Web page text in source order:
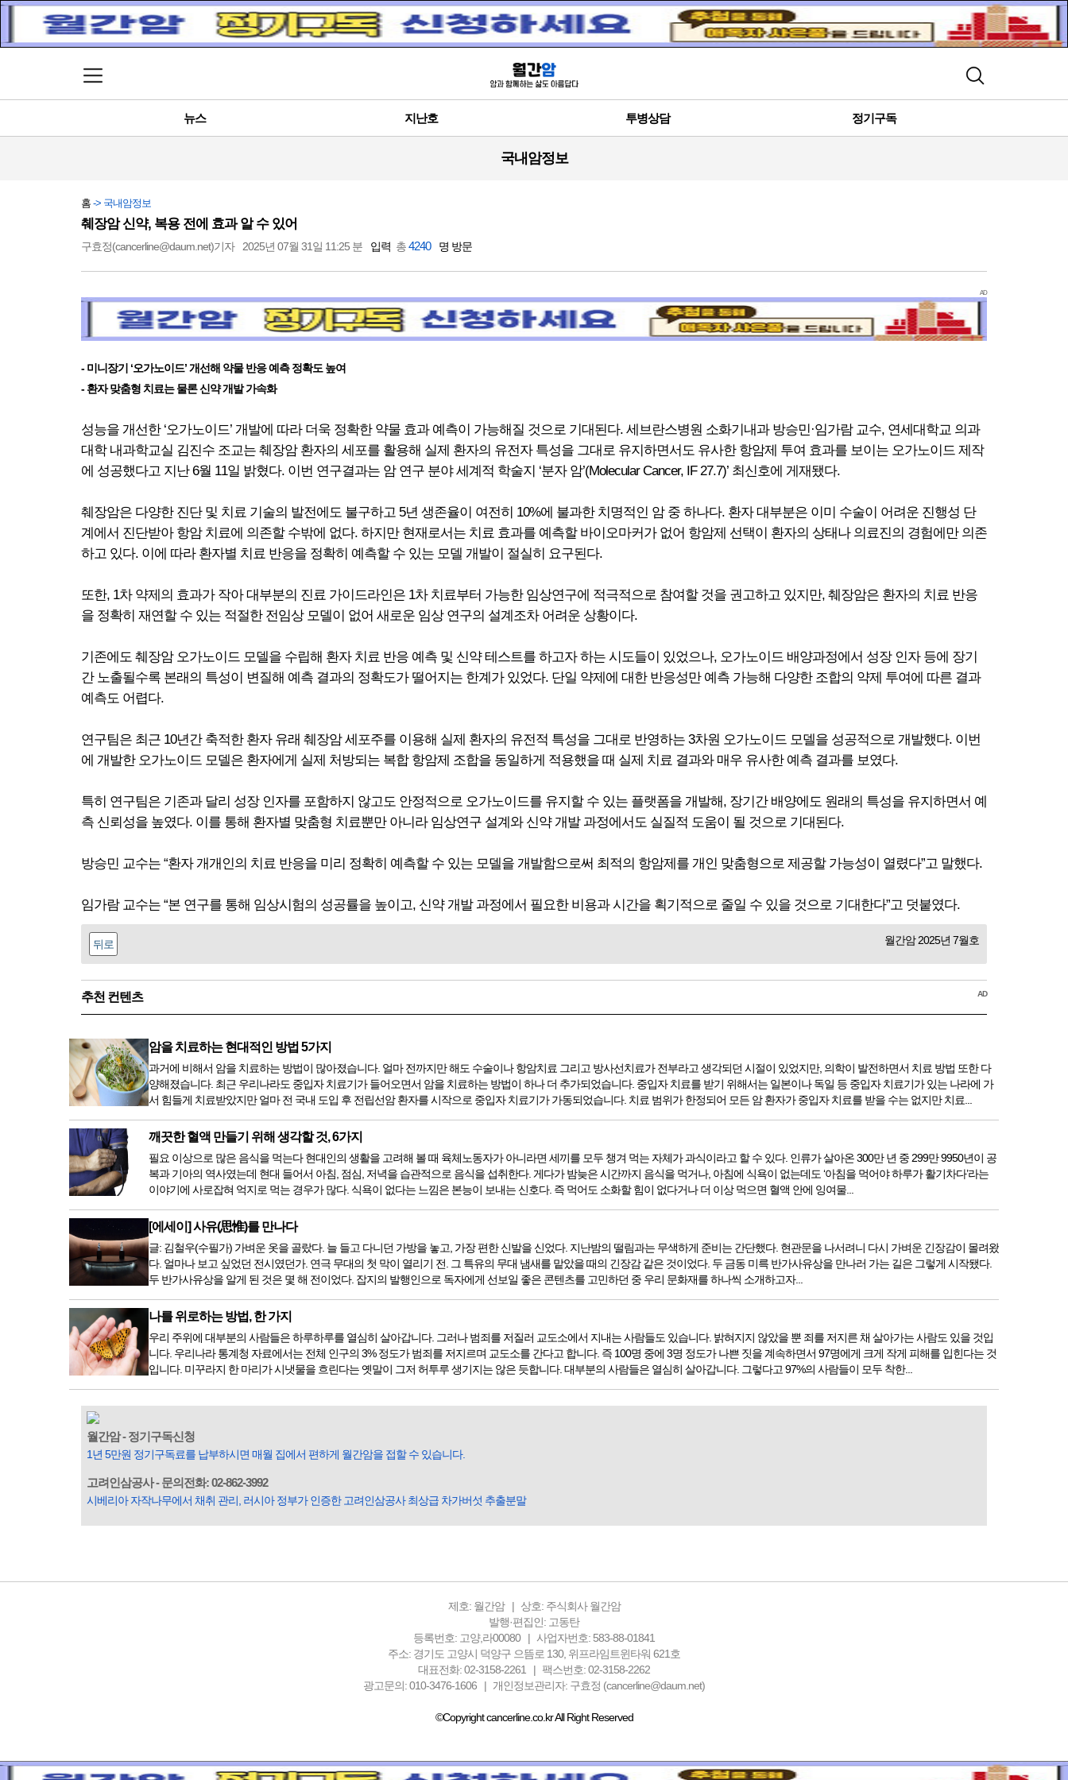
메뉴 열기 검색
뉴스 지난호 투병상담 정기구독
국내암정보
홈 -> 국내암정보
췌장암 신약, 복용 전에 효과 알 수 있어
구효정(cancerline@daum.net)기자 2025년 07월 31일 11:25 분 입력 총4240 명 방문
AD
- 미니장기 ‘오가노이드’ 개선해 약물 반응 예측 정확도 높여
- 환자 맞춤형 치료는 물론 신약 개발 가속화
성능을 개선한 ‘오가노이드’ 개발에 따라 더욱 정확한 약물 효과 예측이 가능해질 것으로 기대된다. 세브란스병원 소화기내과 방승민·임가람 교수, 연세대학교 의과
대학 내과학교실 김진수 조교는 췌장암 환자의 세포를 활용해 실제 환자의 유전자 특성을 그대로 유지하면서도 유사한 항암제 투여 효과를 보이는 오가노이드 제작
에 성공했다고 지난 6월 11일 밝혔다. 이번 연구결과는 암 연구 분야 세계적 학술지 ‘분자 암’(Molecular Cancer, IF 27.7)’ 최신호에 게재됐다.
췌장암은 다양한 진단 및 치료 기술의 발전에도 불구하고 5년 생존율이 여전히 10%에 불과한 치명적인 암 중 하나다. 환자 대부분은 이미 수술이 어려운 진행성 단
계에서 진단받아 항암 치료에 의존할 수밖에 없다. 하지만 현재로서는 치료 효과를 예측할 바이오마커가 없어 항암제 선택이 환자의 상태나 의료진의 경험에만 의존
하고 있다. 이에 따라 환자별 치료 반응을 정확히 예측할 수 있는 모델 개발이 절실히 요구된다.
또한, 1차 약제의 효과가 작아 대부분의 진료 가이드라인은 1차 치료부터 가능한 임상연구에 적극적으로 참여할 것을 권고하고 있지만, 췌장암은 환자의 치료 반응
을 정확히 재연할 수 있는 적절한 전임상 모델이 없어 새로운 임상 연구의 설계조차 어려운 상황이다.
기존에도 췌장암 오가노이드 모델을 수립해 환자 치료 반응 예측 및 신약 테스트를 하고자 하는 시도들이 있었으나, 오가노이드 배양과정에서 성장 인자 등에 장기
간 노출될수록 본래의 특성이 변질해 예측 결과의 정확도가 떨어지는 한계가 있었다. 단일 약제에 대한 반응성만 예측 가능해 다양한 조합의 약제 투여에 따른 결과
예측도 어렵다.
연구팀은 최근 10년간 축적한 환자 유래 췌장암 세포주를 이용해 실제 환자의 유전적 특성을 그대로 반영하는 3차원 오가노이드 모델을 성공적으로 개발했다. 이번
에 개발한 오가노이드 모델은 환자에게 실제 처방되는 복합 항암제 조합을 동일하게 적용했을 때 실제 치료 결과와 매우 유사한 예측 결과를 보였다.
특히 연구팀은 기존과 달리 성장 인자를 포함하지 않고도 안정적으로 오가노이드를 유지할 수 있는 플랫폼을 개발해, 장기간 배양에도 원래의 특성을 유지하면서 예
측 신뢰성을 높였다. 이를 통해 환자별 맞춤형 치료뿐만 아니라 임상연구 설계와 신약 개발 과정에서도 실질적 도움이 될 것으로 기대된다.
방승민 교수는 “환자 개개인의 치료 반응을 미리 정확히 예측할 수 있는 모델을 개발함으로써 최적의 항암제를 개인 맞춤형으로 제공할 가능성이 열렸다”고 말했다.
임가람 교수는 “본 연구를 통해 임상시험의 성공률을 높이고, 신약 개발 과정에서 필요한 비용과 시간을 획기적으로 줄일 수 있을 것으로 기대한다”고 덧붙였다.
뒤로 월간암 2025년 7월호
추천 컨텐츠 AD
암을 치료하는 현대적인 방법 5가지
과거에 비해서 암을 치료하는 방법이 많아졌습니다. 얼마 전까지만 해도 수술이나 항암치료 그리고 방사선치료가 전부라고 생각되던 시절이 있었지만, 의학이 발전하면서 치료 방법 또한 다
양해졌습니다. 최근 우리나라도 중입자 치료기가 들어오면서 암을 치료하는 방법이 하나 더 추가되었습니다. 중입자 치료를 받기 위해서는 일본이나 독일 등 중입자 치료기가 있는 나라에 가
서 힘들게 치료받았지만 얼마 전 국내 도입 후 전립선암 환자를 시작으로 중입자 치료기가 가동되었습니다. 치료 범위가 한정되어 모든 암 환자가 중입자 치료를 받을 수는 없지만 치료...
깨끗한 혈액 만들기 위해 생각할 것, 6가지
필요 이상으로 많은 음식을 먹는다 현대인의 생활을 고려해 볼 때 육체노동자가 아니라면 세끼를 모두 챙겨 먹는 자체가 과식이라고 할 수 있다. 인류가 살아온 300만 년 중 299만 9950년이 공
복과 기아의 역사였는데 현대 들어서 아침, 점심, 저녁을 습관적으로 음식을 섭취한다. 게다가 밤늦은 시간까지 음식을 먹거나, 아침에 식욕이 없는데도 ‘아침을 먹어야 하루가 활기차다’라는
이야기에 사로잡혀 억지로 먹는 경우가 많다. 식욕이 없다는 느낌은 본능이 보내는 신호다. 즉 먹어도 소화할 힘이 없다거나 더 이상 먹으면 혈액 안에 잉여물...
[에세이] 사유(思惟)를 만나다
글: 김철우(수필가) 가벼운 옷을 골랐다. 늘 들고 다니던 가방을 놓고, 가장 편한 신발을 신었다. 지난밤의 떨림과는 무색하게 준비는 간단했다. 현관문을 나서려니 다시 가벼운 긴장감이 몰려왔
다. 얼마나 보고 싶었던 전시였던가. 연극 무대의 첫 막이 열리기 전. 그 특유의 무대 냄새를 맡았을 때의 긴장감 같은 것이었다. 두 금동 미륵 반가사유상을 만나러 가는 길은 그렇게 시작됐다.
두 반가사유상을 알게 된 것은 몇 해 전이었다. 잡지의 발행인으로 독자에게 선보일 좋은 콘텐츠를 고민하던 중 우리 문화재를 하나씩 소개하고자...
나를 위로하는 방법, 한 가지
우리 주위에 대부분의 사람들은 하루하루를 열심히 살아갑니다. 그러나 범죄를 저질러 교도소에서 지내는 사람들도 있습니다. 밝혀지지 않았을 뿐 죄를 저지른 채 살아가는 사람도 있을 것입
니다. 우리나라 통계청 자료에서는 전체 인구의 3% 정도가 범죄를 저지르며 교도소를 간다고 합니다. 즉 100명 중에 3명 정도가 나쁜 짓을 계속하면서 97명에게 크게 작게 피해를 입힌다는 것
입니다. 미꾸라지 한 마리가 시냇물을 흐린다는 옛말이 그저 허투루 생기지는 않은 듯합니다. 대부분의 사람들은 열심히 살아갑니다. 그렇다고 97%의 사람들이 모두 착한...
월간암 - 정기구독신청
1년 5만원 정기구독료를 납부하시면 매월 집에서 편하게 월간암을 접할 수 있습니다.
고려인삼공사 - 문의전화: 02-862-3992
시베리아 자작나무에서 채취 관리, 러시아 정부가 인증한 고려인삼공사 최상급 차가버섯 추출분말
제호: 월간암
상호: 주식회사 월간암
발행·편집인: 고동탄
등록번호: 고양,라00080
사업자번호: 583-88-01841
주소: 경기도 고양시 덕양구 으뜸로 130, 위프라임트윈타워 621호
대표전화: 02-3158-2261
팩스번호: 02-3158-2262
광고문의: 010-3476-1606
개인정보관리자: 구효정 (cancerline@daum.net)
©Copyright cancerline.co.kr All Right Reserved